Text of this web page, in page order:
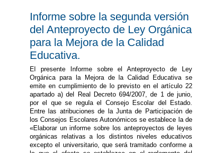
Informe sobre la segunda versión
del Anteproyecto de Ley Orgánica
para la Mejora de la Calidad
Educativa.
El presente Informe sobre el Anteproyecto de Ley
Orgánica para la Mejora de la Calidad Educativa se
emite en cumplimiento de lo previsto en el artículo 22
apartado a) del Real Decreto 694/2007, de 1 de junio,
por el que se regula el Consejo Escolar del Estado.
Entre las atribuciones de la Junta de Participación de
los Consejos Escolares Autonómicos se establece la de
«Elaborar un informe sobre los anteproyectos de leyes
orgánicas relativas a los distintos niveles educativos
excepto el universitario, que será tramitado conforme a